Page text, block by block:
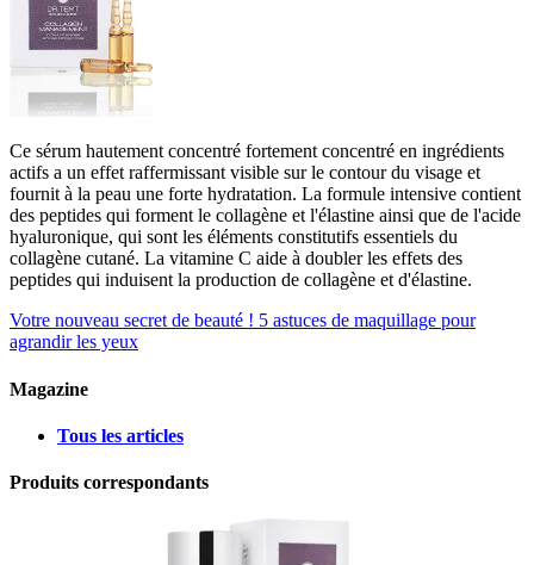
Ce sérum hautement concentré fortement concentré en ingrédients
actifs a un effet raffermissant visible sur le contour du visage et
fournit à la peau une forte hydratation. La formule intensive contient
des peptides qui forment le collagène et l'élastine ainsi que de l'acide
hyaluronique, qui sont les éléments constitutifs essentiels du
collagène cutané. La vitamine C aide à doubler les effets des
peptides qui induisent la production de collagène et d'élastine.
Votre nouveau secret de beauté ! 5 astuces de maquillage pour
agrandir les yeux
Magazine
Tous les articles
Produits correspondants